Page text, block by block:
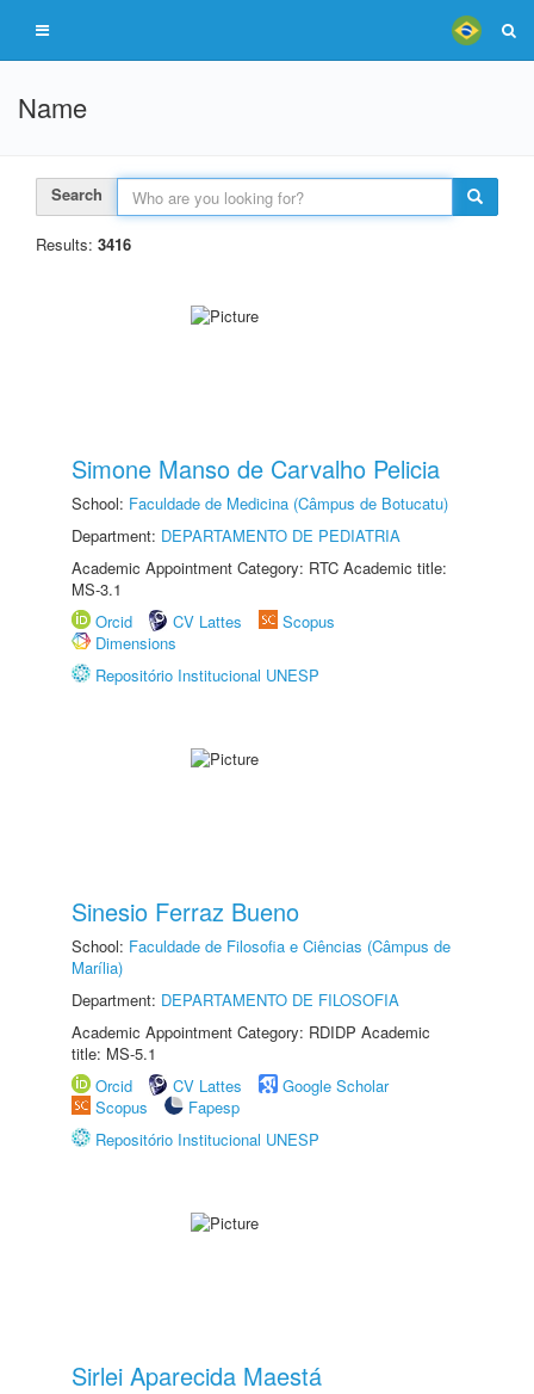
Name
Search
Results: 3416
Simone Manso de Carvalho Pelicia
School: Faculdade de Medicina (Câmpus de Botucatu)
Department: DEPARTAMENTO DE PEDIATRIA
Academic Appointment Category: RTC Academic title:
MS-3.1
Orcid
CV Lattes
Scopus
Dimensions
Repositório Institucional UNESP
Sinesio Ferraz Bueno
School: Faculdade de Filosofia e Ciências (Câmpus de
Marília)
Department: DEPARTAMENTO DE FILOSOFIA
Academic Appointment Category: RDIDP Academic
title: MS-5.1
Orcid
CV Lattes
Google Scholar
Scopus
Fapesp
Repositório Institucional UNESP
Sirlei Aparecida Maestá